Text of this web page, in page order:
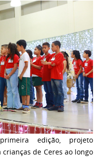
edição, projeto
de Ceres ao longo